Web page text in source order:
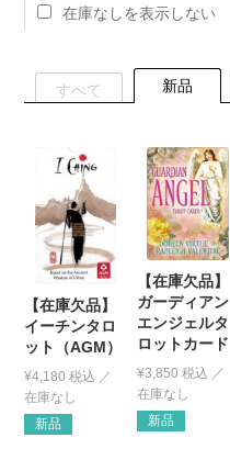
セット
中古一覧
希少品
書籍
カード関連グッズ
在庫なしを表示しない
すべて 新品
【在庫欠品】
イーチンタロ
ット（AGM）
¥4,180 税込
新品
【在庫欠品】
ガーディアン
エンジェルタ
ロットカード
¥3,850 税込
新品